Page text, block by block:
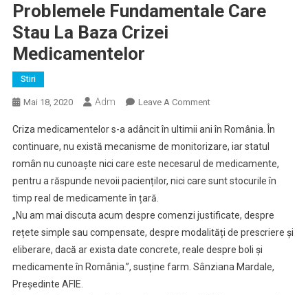
Problemele Fundamentale Care
Stau La Baza Crizei
Medicamentelor
Stiri
Mai 18, 2020 Adm Leave A CommentOn
Fundamentale
Care
Stau
La
Crizei
Medicamentelor
Criza medicamentelor s-a adâncit în ultimii ani în România. În
continuare, nu există mecanisme de monitorizare, iar statul
român nu cunoaște nici care este necesarul de medicamente,
pentru a răspunde nevoii pacienților, nici care sunt stocurile în
timp real de medicamente în țară.
„Nu am mai discuta acum despre comenzi justificate, despre
rețete simple sau compensate, despre modalități de prescriere și
eliberare, dacă ar exista date concrete, reale despre boli și
medicamente în România.”, susține farm. Sânziana Mardale,
Președinte AFIE.